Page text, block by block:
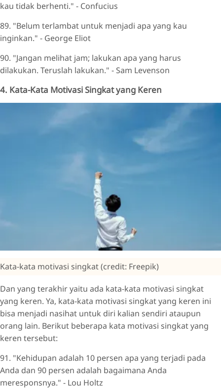
kau tidak berhenti." - Confucius
89. "Belum terlambat untuk menjadi apa yang kau
inginkan." - George Eliot
90. "Jangan melihat jam; lakukan apa yang harus
dilakukan. Teruslah lakukan." - Sam Levenson
4. Kata-Kata Motivasi Singkat yang Keren
Kata-kata motivasi singkat (credit: Freepik)
Dan yang terakhir yaitu ada kata-kata motivasi singkat
yang keren. Ya, kata-kata motivasi singkat yang keren ini
bisa menjadi nasihat untuk diri kalian sendiri ataupun
orang lain. Berikut beberapa kata motivasi singkat yang
keren tersebut:
91. "Kehidupan adalah 10 persen apa yang terjadi pada
Anda dan 90 persen adalah bagaimana Anda
meresponsnya." - Lou Holtz